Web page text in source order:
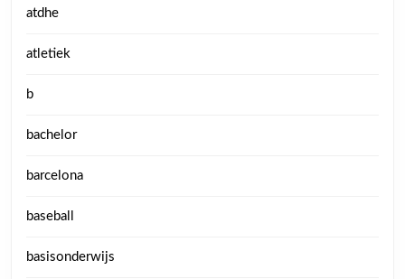
atdhe
atletiek
b
bachelor
barcelona
baseball
basisonderwijs